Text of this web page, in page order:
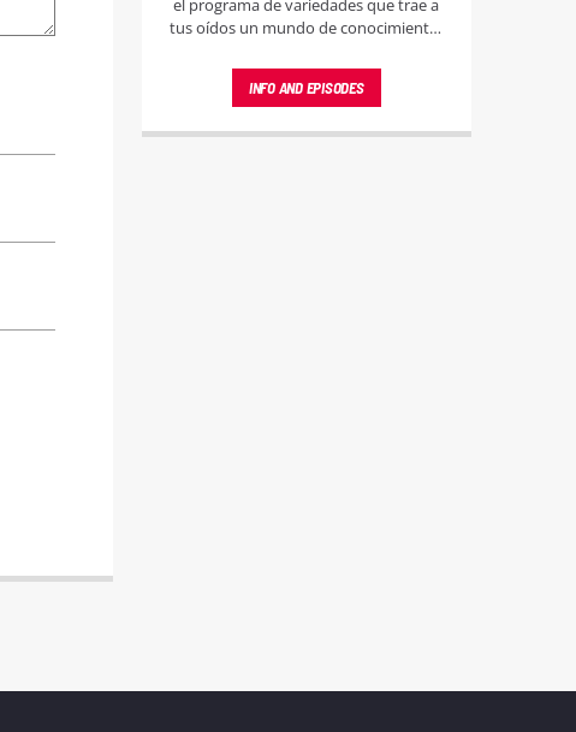
el programa de variedades que trae a
tus oídos un mundo de conocimiento,
Flama 104.5FM. Conducido por la
carismática Geomara Rodríguez, este
inspirar y entretener a nuestra diversa
INFO AND EPISODES